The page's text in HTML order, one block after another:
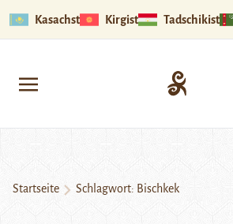
Kasachstan Kirgistan Tadschikistan
Startseite Schlagwort: Bischkek